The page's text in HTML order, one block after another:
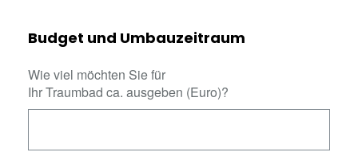
Budget und Umbauzeitraum
Wie viel möchten Sie für
Ihr Traumbad ca. ausgeben (Euro)?